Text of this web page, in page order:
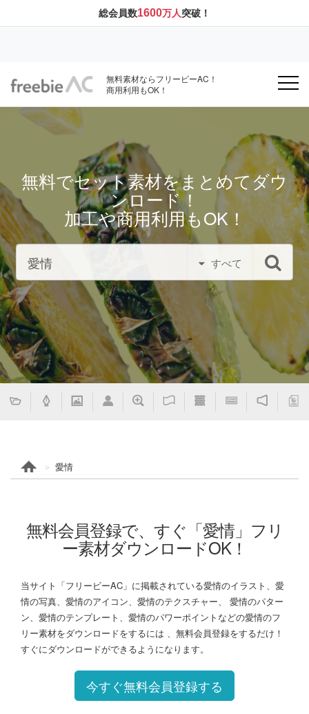
総会員数1600万人突破！
無料素材ならフリービーAC！
商用利用もOK！
無料でセット素材をまとめてダウ
ンロード！
加工や商用利用もOK！
すべて
愛情
無料会員登録で、すぐ「愛情」フリ
ー素材ダウンロードOK！
当サイト「フリービーAC」に掲載されている愛情のイラスト、愛
情の写真、愛情のアイコン、愛情のテクスチャー、 愛情のパター
ン、愛情のテンプレート、愛情のパワーポイントなどの愛情のフ
リー素材をダウンロードをするには 、無料会員登録をするだけ！
すぐにダウンロードができるようになります。
今すぐ無料会員登録する